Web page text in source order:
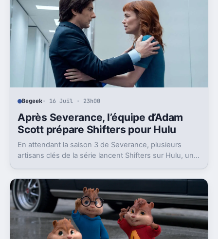
Begeek· 16 Juil · 23h00
Après Severance, l’équipe d’Adam
Scott prépare Shifters pour Hulu
En attendant la saison 3 de Severance, plusieurs
artisans clés de la série lancent Shifters sur Hulu, un